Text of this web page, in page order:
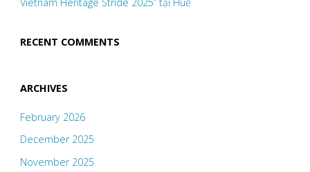
RECENT COMMENTS
ARCHIVES
February 2026
December 2025
November 2025